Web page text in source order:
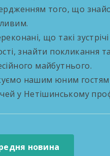
того, що
що такі
знайти покликання
майбутнього.
нашим юним гостям
у Нетішинському
новина